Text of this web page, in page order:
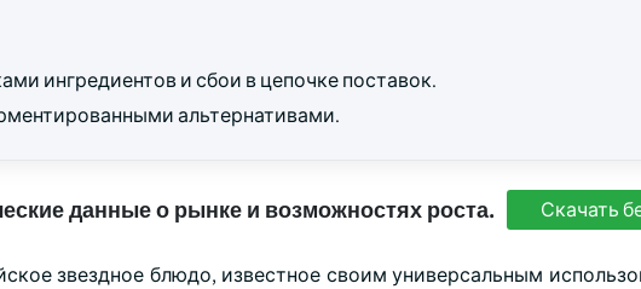
ингредиентов и сбои в цепочке поставок.
альтернативами.
данные о рынке и возможностях роста. Скачать
звездное блюдо, известное своим универсальным